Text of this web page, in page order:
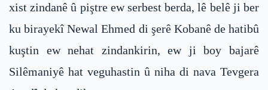
xist zindanê û piştre ew serbest berda, lê belê ji ber
ku birayekî Newal Ehmed di şerê Kobanê de hatibû
kuştin ew nehat zindankirin, ew ji boy bajarê
Silêmaniyê hat veguhastin û niha di nava Tevgera